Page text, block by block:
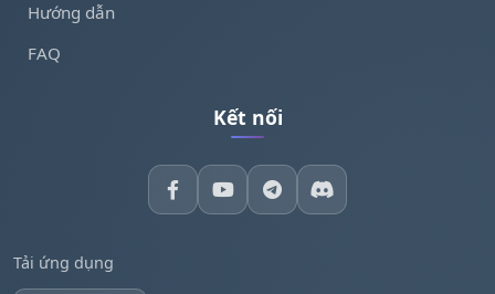
Hướng dẫn
FAQ
Kết nối
Tải ứng dụng